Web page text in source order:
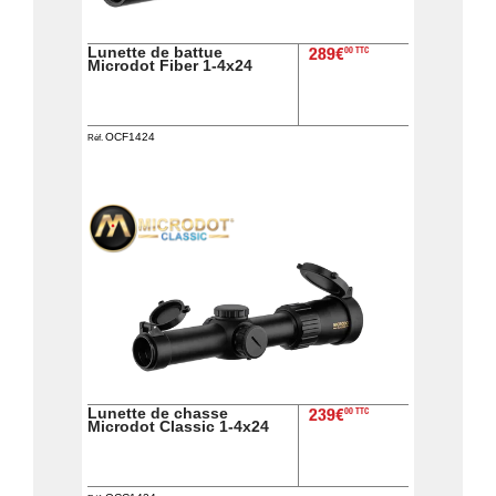
‣
Marques
vente
Contacts
Mon
Lunette de battue
Microdot Fiber 1-4x24
289€00 TTC
Réf. OCF1424
Lunette de chasse
Microdot Classic 1-4x24
239€00 TTC